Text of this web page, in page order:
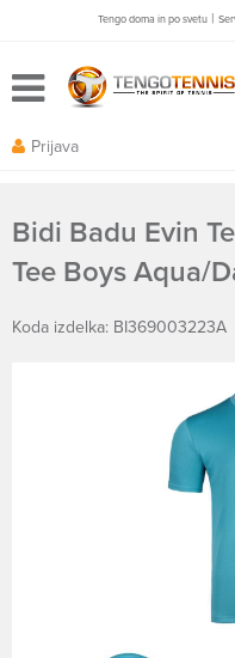
Tengo doma in po svetu |
Prijava
Bidi Badu Evin
Tee Boys Aqua/
Koda izdelka: BI369003223A